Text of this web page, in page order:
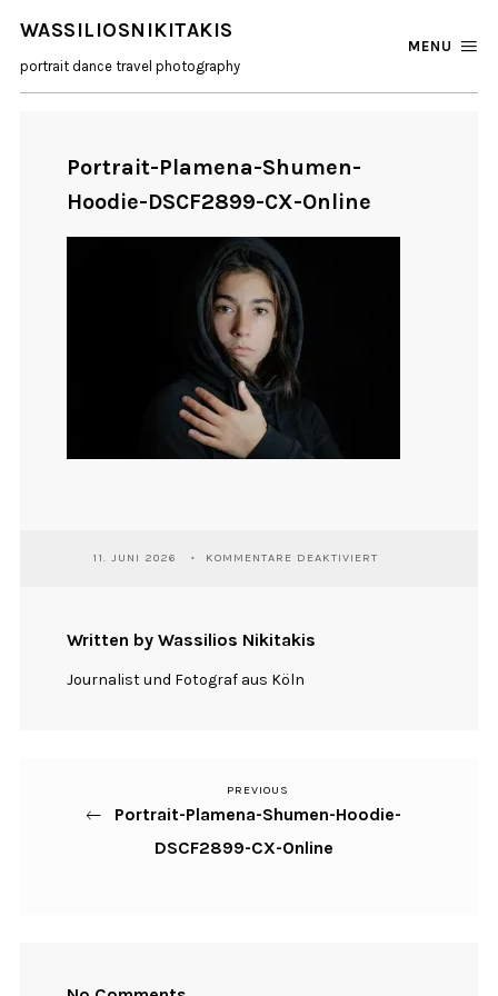
WASSILIOSNIKITAKIS
portrait dance travel photography
MENU
Portrait-Plamena-Shumen-
Hoodie-DSCF2899-CX-Online
11. JUNI 2026 KOMMENTARE DEAKTIVIERTFÜR
Written by Wassilios Nikitakis
Journalist und Fotograf aus Köln
Beitragsnavigation
Previous
Post
PREVIOUS
Portrait-Plamena-Shumen-Hoodie-
DSCF2899-CX-Online